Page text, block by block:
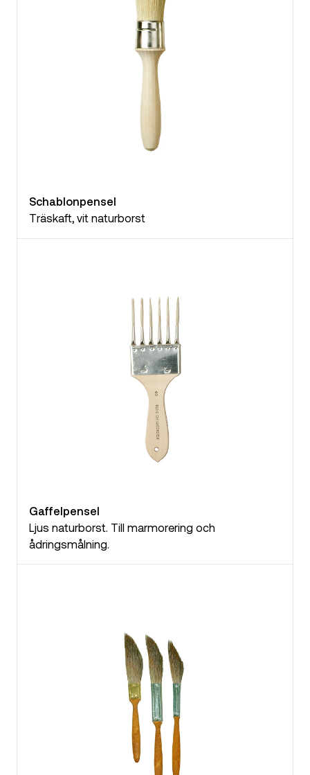
Schablonpensel
Träskaft, vit naturborst
Gaffelpensel
Ljus naturborst. Till marmorering och
ådringsmålning.